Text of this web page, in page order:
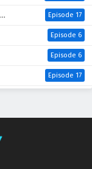
Episode 17
Episode 6
Episode 6
Episode 17